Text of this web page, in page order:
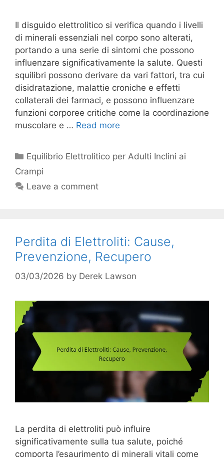
Il disguido elettrolitico si verifica quando i livelli
di minerali essenziali nel corpo sono alterati,
portando a una serie di sintomi che possono
influenzare significativamente la salute. Questi
squilibri possono derivare da vari fattori, tra cui
disidratazione, malattie croniche e effetti
collaterali dei farmaci, e possono influenzare
funzioni corporee critiche come la coordinazione
muscolare e … Read more
Categories
Equilibrio Elettrolitico per Adulti Inclini ai
Crampi
Leave a comment
Perdita di Elettroliti: Cause,
Prevenzione, Recupero
03/03/2026 by Derek Lawson
La perdita di elettroliti può influire
significativamente sulla tua salute, poiché
comporta l’esaurimento di minerali vitali come